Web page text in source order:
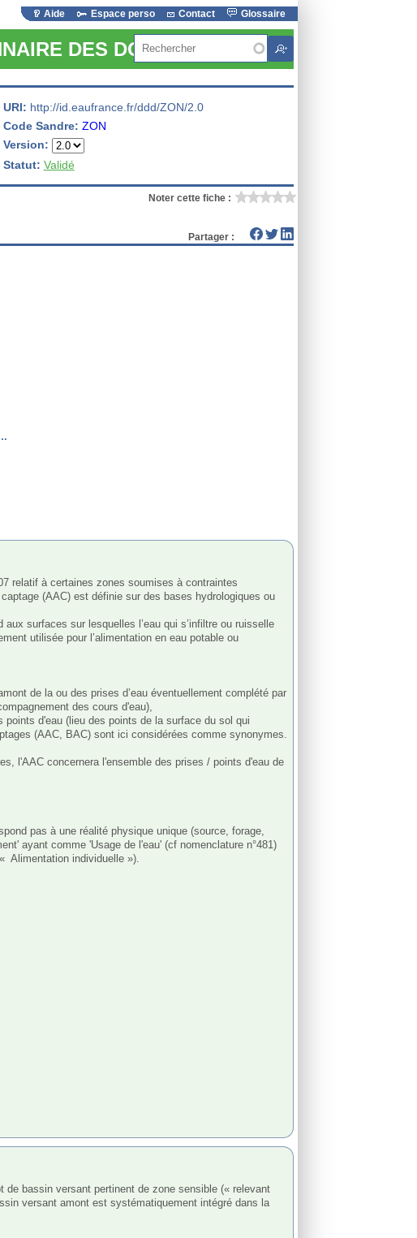
Aide Espace perso Contact Glossaire
Rechercher
DES DONNEES
URI: http://id.eaufrance.fr/ddd/ZON/2.0
Code Sandre: ZON
Version:
Statut: Validé
Noter cette fiche :
Partager :
HUMAINE
(AAC) est définie sur des bases hydrologiques ou
aux surfaces sur lesquelles l’eau qui s’infiltre ou ruisselle
utilisée pour l’alimentation en eau potable ou
de la ou des prises d’eau éventuellement complété par
des cours d'eau),
points d'eau (lieu des points de la surface du sol qui
(AAC, BAC) sont ici considérées comme synonymes.
l'AAC concernera l'ensemble des prises / points d'eau de
pas à une réalité physique unique (source, forage,
ayant comme 'Usage de l'eau' (cf nomenclature n°481)
Alimentation individuelle »).
versant amont est systématiquement intégré dans la